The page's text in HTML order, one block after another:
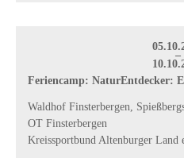
–
Feriencamp: NaturEntdecker:
Waldhof Finsterbergen,
OT Finsterbergen
Kreissportbund Altenburger Land